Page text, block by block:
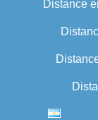
Distance